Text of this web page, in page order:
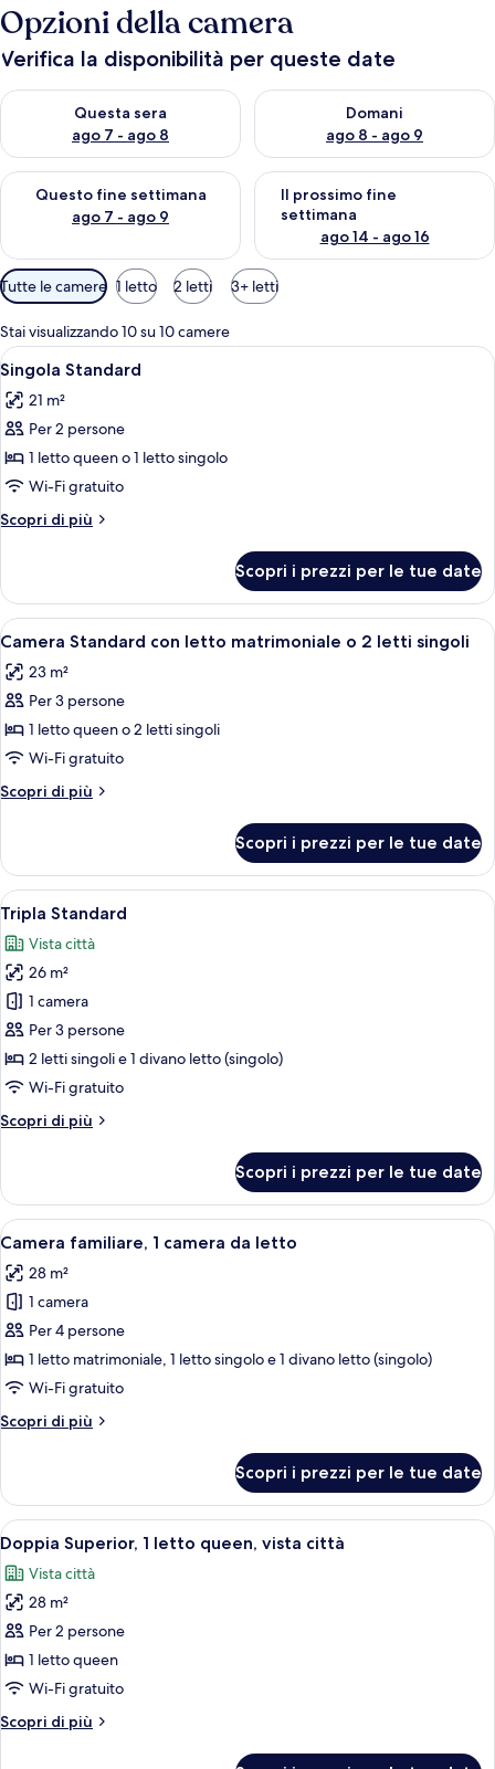
Opzioni della camera
Verifica la disponibilità per queste date
Questa sera
ago 7 - ago 8
Verifica la disponibilità per questa sera, ago 7 - ago 8
Domani
ago 8 - ago 9
Verifica la disponibilità per
Questo fine settimana
ago 7 - ago 9
Verifica la disponibilità per questo fine settimana, ago 7 - ago
Il prossimo fine
settimana
ago 14 - ago 16
Verifica la disponibilità per il
Filtri
disponibili
per
le
camere
Tutte le camere 1 letto 2 letti 3+ letti
Stai visualizzando 10 su 10 camere
Apri
tutte
le
foto
per
Singola
Standard
Una camera d'albergo con un letto
4
Singola Standard
21 m²
Per 2 persone
1 letto queen o 1 letto singolo
Wi-Fi gratuito
Scopri di più
Altri
Standard
Scopri i prezzi per le tue date
Apri
tutte
le
foto
per
Camera
Standard
con
matrimoniale
o
2
letti
singoli
Una camera d'albergo con un
4
Camera Standard con letto matrimoniale o 2 letti singoli
23 m²
Per 3 persone
1 letto queen o 2 letti singoli
Wi-Fi gratuito
Scopri di più
Altri
Standard
con
letto
matrimoniale
o
2
letti
singoli
Scopri i prezzi per le tue date
Apri
tutte
le
foto
per
Tripla
Standard
Tripla Standard | Biancheria da letto
4
Tripla Standard
Vista città
26 m²
1 camera
Per 3 persone
2 letti singoli e 1 divano letto (singolo)
Wi-Fi gratuito
Scopri di più
Altri
Standard
Scopri i prezzi per le tue date
Apri
tutte
le
foto
per
Camera
familiare,
camera
Una camera d'albergo con due letti,
5
Camera familiare, 1 camera da letto
28 m²
1 camera
Per 4 persone
1 letto matrimoniale, 1 letto singolo e 1 divano letto (singolo)
Wi-Fi gratuito
Scopri di più
Altri
familiare,
camera
letto
Scopri i prezzi per le tue date
Apri
tutte
le
foto
per
Doppia
Superior,
letto
Camera d'albergo con un letto
4
Doppia Superior, 1 letto queen, vista città
Vista città
28 m²
Per 2 persone
1 letto queen
Wi-Fi gratuito
Scopri di più
Altri